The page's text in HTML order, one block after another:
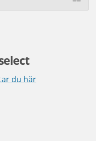
du här